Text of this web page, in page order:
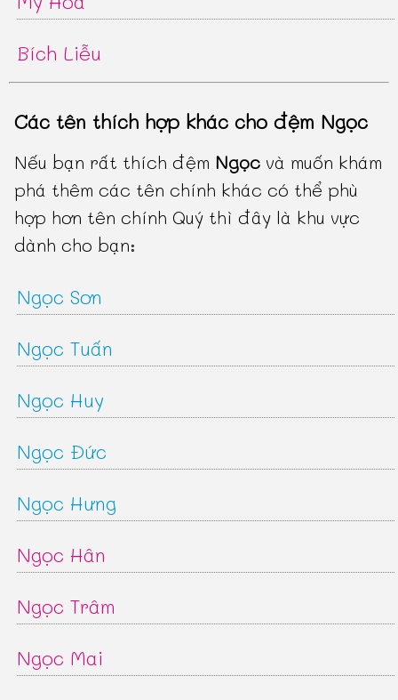
Bích Liễu
Các tên thích hợp khác cho đệm Ngọc
Nếu bạn rất thích đệm Ngọc và muốn khám
phá thêm các tên chính khác có thể phù
hợp hơn tên chính Quý thì đây là khu vực
dành cho bạn:
Ngọc Sơn
Ngọc Tuấn
Ngọc Huy
Ngọc Đức
Ngọc Hưng
Ngọc Hân
Ngọc Trâm
Ngọc Mai